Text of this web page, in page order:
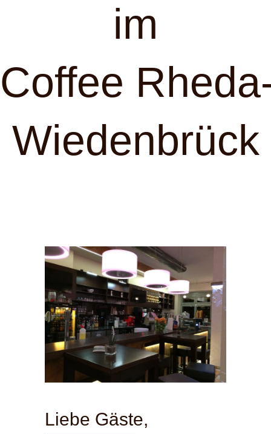
im
Coffee
Wiedenbrück
Liebe Gäste,